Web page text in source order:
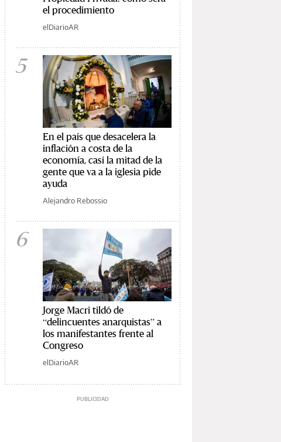
el procedimiento
elDiarioAR
5
En el país que desacelera la
inflación a costa de la
economía, casi la mitad de la
gente que va a la iglesia pide
ayuda
Alejandro Rebossio
6
Jorge Macri tildó de
“delincuentes anarquistas” a
los manifestantes frente al
Congreso
elDiarioAR